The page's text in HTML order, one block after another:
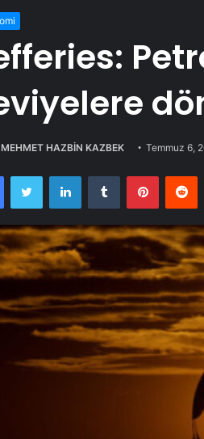
MEHMET HAZBİN KAZBEK Temmuz 6,
FacebookTwitter LinkedInTumblr Pinterest